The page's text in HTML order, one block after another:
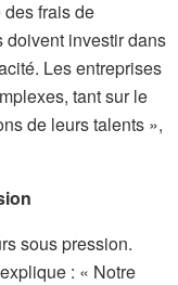
des frais de
doivent investir dans
Les entreprises
tant sur le
de leurs talents »,
sous pression.
: « Notre